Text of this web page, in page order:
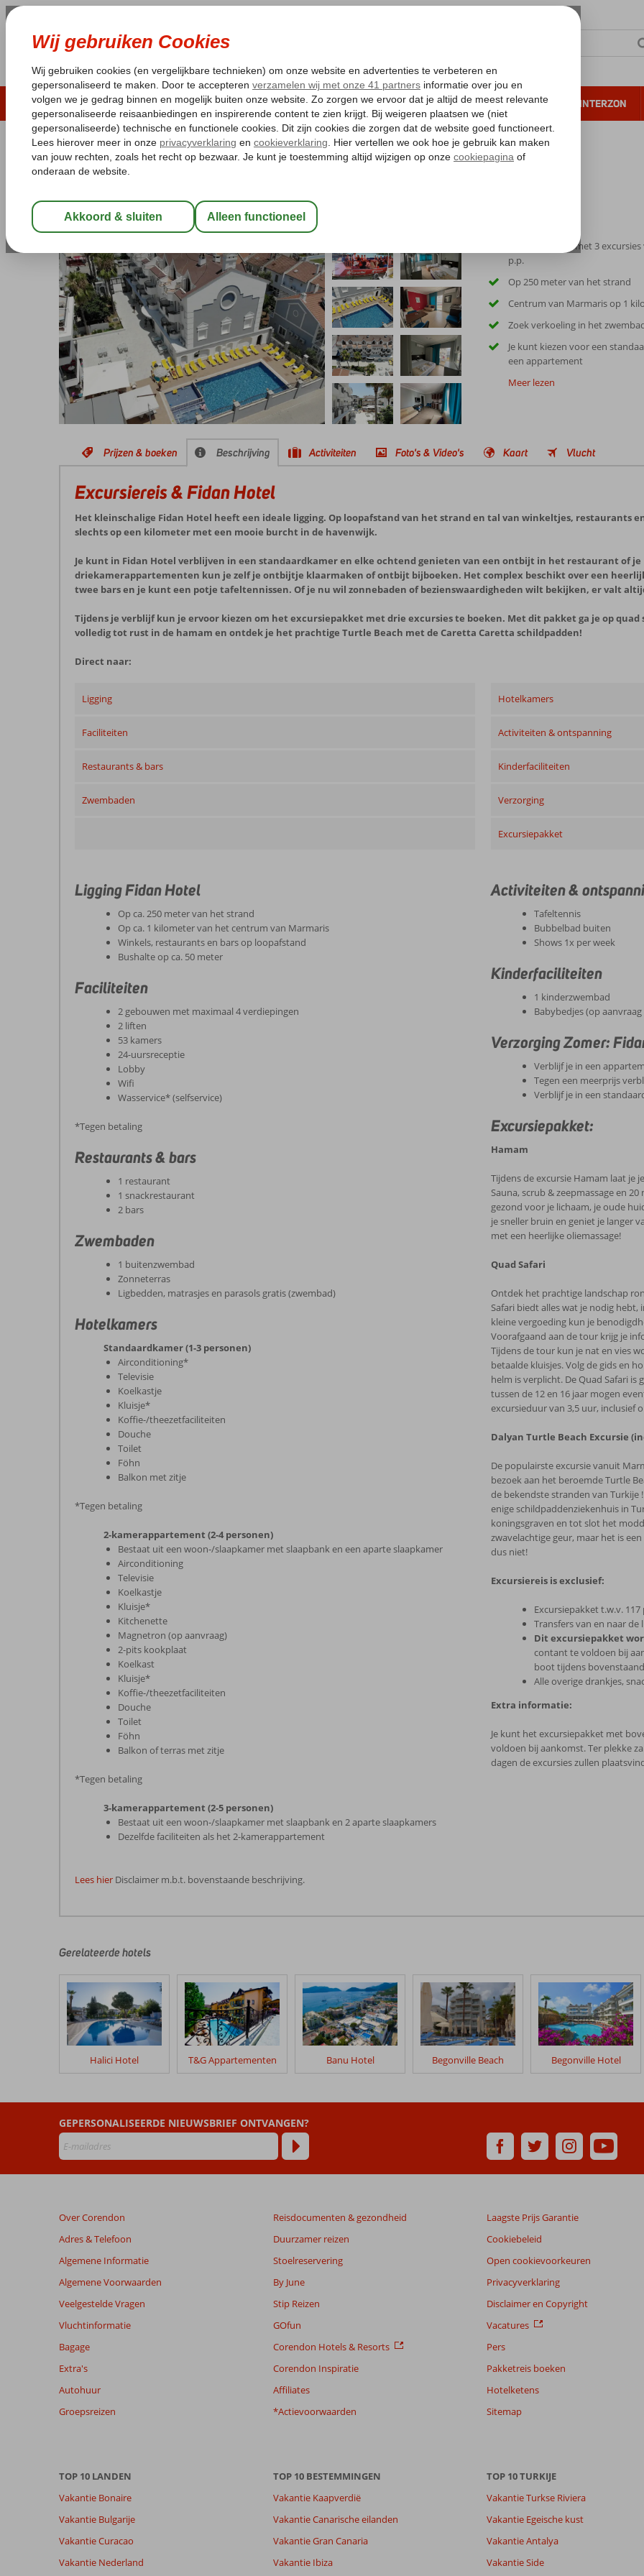
LAST MINUTE ZOMER 2026 ZONVAKANTIE VERRE REIZEN ALL INCLUSIVE WINTERZON
Pakketgarantie Laagsteprijsgarantie* Gratis annuleren*
Home
Turkije Egeische kust
Excursiereis & Fidan Hotel
Logies-Hotel
Excursiepakket met 3
p.p.
Op 250 meter van het strand
Centrum van Marmaris op 1
Zoek verkoeling in het
Je kunt kiezen voor een
een appartement
Meer lezen
Prijzen & boeken Beschrijving Activiteiten Foto's & Video's Kaart Vlucht
Excursiereis & Fidan Hotel
Het kleinschalige Fidan Hotel heeft een ideale ligging. Op loopafstand van het strand en tal van winkeltjes, restaurants
slechts op een kilometer met een mooie burcht in de havenwijk.
Je kunt in Fidan Hotel verblijven in een standaardkamer en elke ochtend genieten van een ontbijt in het restaurant of
driekamerappartementen kun je zelf je ontbijtje klaarmaken of ontbijt bijboeken. Het complex beschikt over een
twee bars en je kunt een potje tafeltennissen. Of je nu wil zonnebaden of bezienswaardigheden wilt bekijken, er valt
Tijdens je verblijf kun je ervoor kiezen om het excursiepakket met drie excursies te boeken. Met dit pakket ga je op
volledig tot rust in de hamam en ontdek je het prachtige Turtle Beach met de Caretta Caretta schildpadden!
Direct naar:
Ligging
Faciliteiten
Restaurants & bars
Zwembaden
Hotelkamers
Activiteiten & ontspanning
Kinderfaciliteiten
Verzorging
Excursiepakket
Ligging Fidan Hotel
Op ca. 250 meter van het strand
Op ca. 1 kilometer van het centrum van Marmaris
Winkels, restaurants en bars op loopafstand
Bushalte op ca. 50 meter
Faciliteiten
2 gebouwen met maximaal 4 verdiepingen
2 liften
53 kamers
24-uursreceptie
Lobby
Wifi
Wasservice* (selfservice)
*Tegen betaling
Restaurants & bars
1 restaurant
1 snackrestaurant
2 bars
Zwembaden
1 buitenzwembad
Zonneterras
Ligbedden, matrasjes en parasols gratis (zwembad)
Hotelkamers
Standaardkamer (1-3 personen)
Airconditioning*
Televisie
Koelkastje
Kluisje*
Koffie-/theezetfaciliteiten
Douche
Toilet
Föhn
Balkon met zitje
*Tegen betaling
2-kamerappartement (2-4 personen)
Bestaat uit een woon-/slaapkamer met slaapbank en een aparte slaapkamer
Airconditioning
Televisie
Koelkastje
Kluisje*
Kitchenette
Magnetron (op aanvraag)
2-pits kookplaat
Koelkast
Kluisje*
Koffie-/theezetfaciliteiten
Douche
Toilet
Föhn
Balkon of terras met zitje
*Tegen betaling
3-kamerappartement (2-5 personen)
Bestaat uit een woon-/slaapkamer met slaapbank en 2 aparte slaapkamers
Dezelfde faciliteiten als het 2-kamerappartement
Activiteiten &
Tafeltennis
Bubbelbad buiten
Shows 1x per week
Kinderfaciliteiten
1 kinderzwembad
Babybedjes (op
Verzorging Zomer:
Verblijf je in een
Tegen een meerprijs
Verblijf je in een
Excursiepakket:
Hamam
Tijdens de excursie Hamam laat je
Sauna, scrub & zeepmassage en
gezond voor je lichaam, je oude
je sneller bruin en geniet je langer
met een heerlijke oliemassage!
Quad Safari
Ontdek het prachtige landschap
Safari biedt alles wat je nodig
kleine vergoeding kun je
Voorafgaand aan de tour krijg je
Tijdens de tour kun je nat en vies
betaalde kluisjes. Volg de gids en
helm is verplicht. De Quad Safari
tussen de 12 en 16 jaar mogen
excursieduur van 3,5 uur, inclusief
Dalyan Turtle Beach Excursie
De populairste excursie vanuit
bezoek aan het beroemde Turtle
de bekendste stranden van Turkije
enige schildpaddenziekenhuis in
koningsgraven en tot slot het
zwavelachtige geur, maar het is
dus niet!
Excursiereis is exclusief:
Excursiepakket t.w.v. 117
Transfers van en naar de
Dit excursiepakket
contant te voldoen bij
boot tijdens
Alle overige drankjes,
Extra informatie:
Je kunt het excursiepakket met
voldoen bij aankomst. Ter plekke
dagen de excursies zullen
Lees hier Disclaimer m.b.t. bovenstaande beschrijving.
door
klanten
geschreven
na
hun
verblijf
Excursiereis
Beoordelingen
die
ouder
48
maanden
worden
niet
weergegeven
om
relevantie
garanderen.
onze
beoordelingen.
Gerelateerde hotels
Halici Hotel T&G Appartementen Banu Hotel Begonville Beach Begonville Hotel
GEPERSONALISEERDE NIEUWSBRIEF ONTVANGEN?
Over Corendon
Adres & Telefoon
Algemene Informatie
Algemene Voorwaarden
Veelgestelde Vragen
Vluchtinformatie
Bagage
Extra's
Autohuur
Groepsreizen
Reisdocumenten & gezondheid
Duurzamer reizen
Stoelreservering
By June
Stip Reizen
GOfun
Corendon Hotels & Resorts
Corendon Inspiratie
Affiliates
*Actievoorwaarden
Laagste Prijs Garantie
Cookiebeleid
Open cookievoorkeuren
Privacyverklaring
Disclaimer en Copyright
Vacatures
Pers
Pakketreis boeken
Hotelketens
Sitemap
TOP 10 LANDEN
Vakantie Bonaire
Vakantie Bulgarije
Vakantie Curacao
Vakantie Nederland
TOP 10 BESTEMMINGEN
Vakantie Kaapverdië
Vakantie Canarische eilanden
Vakantie Gran Canaria
Vakantie Ibiza
TOP 10 TURKIJE
Vakantie Turkse Riviera
Vakantie Egeische kust
Vakantie Antalya
Vakantie Side